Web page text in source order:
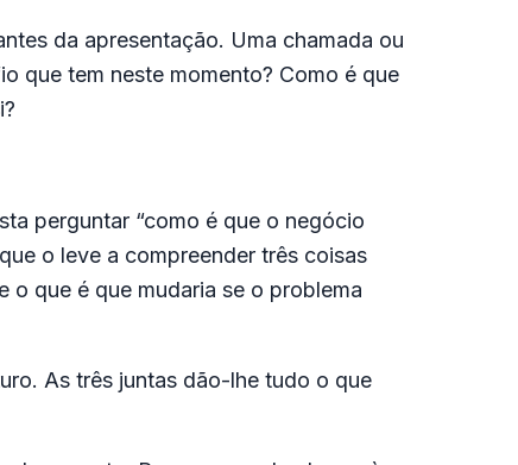
da apresentação. Uma chamada ou
que tem neste momento? Como é que
perguntar “como é que o negócio
o leve a compreender três coisas
o que é que mudaria se o problema
As três juntas dão-lhe tudo o que